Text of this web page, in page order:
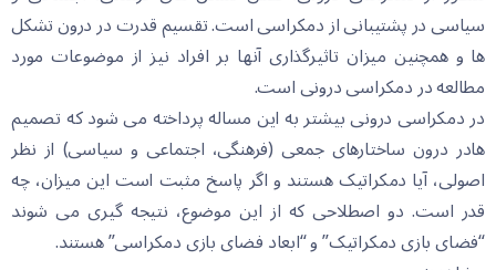
سیاسی در پشتیبانی از دمکراسی است. تقسیم قدرت در درون تشکل
ها و همچنین میزان تاثیرگذاری آنها بر افراد نیز از موضوعات مورد
مطالعه در دمکراسی درونی است.
در دمکراسی درونی بیشتر به این مساله پرداخته می شود که تصمیم
هادر درون ساختارهای جمعی (فرهنگی، اجتماعی و سیاسی) از نظر
اصولی، آیا دمکراتیک هستند و اگر پاسخ مثبت است این میزان، چه
قدر است. دو اصطلاحی که از این موضوع، نتیجه گیری می شوند
“فضای بازی دمکراتیک” و “ابعاد فضای بازی دمکراسی” هستند.